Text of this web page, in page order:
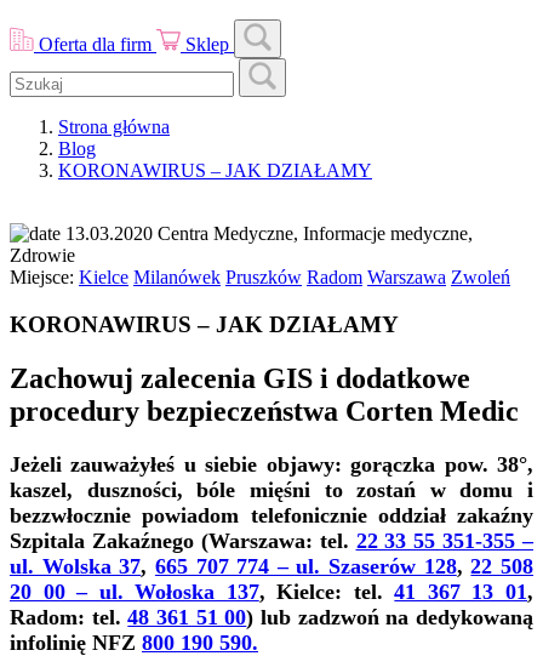
Oferta dla firm Sklep
Strona główna
Blog
KORONAWIRUS – JAK DZIAŁAMY
13.03.2020 Centra Medyczne, Informacje medyczne,
Zdrowie
Miejsce: Kielce Milanówek Pruszków Radom Warszawa Zwoleń
KORONAWIRUS – JAK DZIAŁAMY
Zachowuj zalecenia GIS i dodatkowe
procedury bezpieczeństwa Corten Medic
Jeżeli zauważyłeś u siebie objawy: gorączka pow. 38°,
kaszel, duszności, bóle mięśni to zostań w domu i
bezzwłocznie powiadom telefonicznie oddział zakaźny
Szpitala Zakaźnego (Warszawa: tel. 22 33 55 351-355 –
ul. Wolska 37, 665 707 774 – ul. Szaserów 128,22 508
20 00 – ul. Wołoska 137, Kielce: tel.41 367 13 01,
Radom: tel.48 361 51 00) lub zadzwoń na dedykowaną
infolinię NFZ 800 190 590.